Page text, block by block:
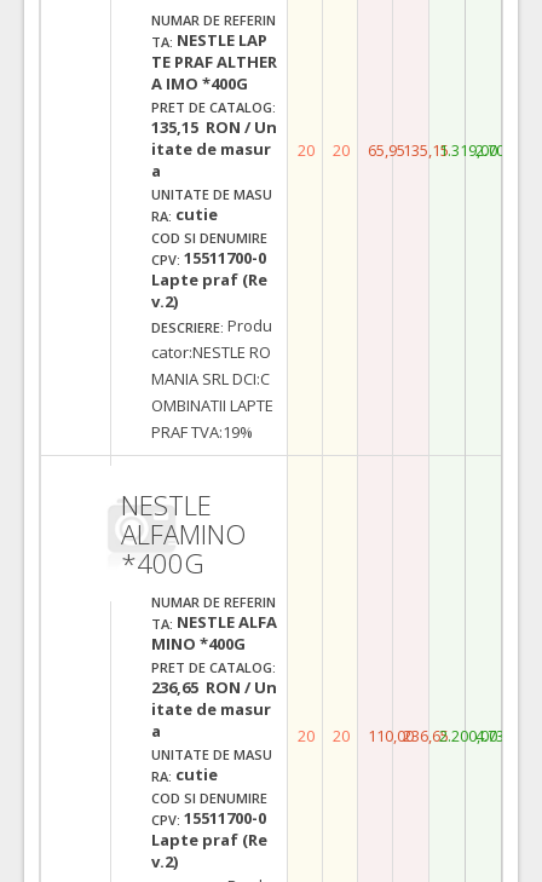
NUMAR DE REFERIN
TA: NESTLE LAP
TE PRAF ALTHER
A IMO *400G
PRET DE CATALOG:
135,15 RON / Un
itate de masur
a
UNITATE DE MASU
RA: cutie
COD SI DENUMIRE
CPV: 15511700-0
Lapte praf (Re
v.2)
DESCRIERE: Produ
cator:NESTLE RO
MANIA SRL DCI:C
OMBINATII LAPTE
PRAF TVA:19%
20 20 65,95135,151.319,002.703,00
NESTLE
ALFAMINO
*400G
NUMAR DE REFERIN
TA: NESTLE ALFA
MINO *400G
PRET DE CATALOG:
236,65 RON / Un
itate de masur
a
UNITATE DE MASU
RA: cutie
COD SI DENUMIRE
CPV: 15511700-0
Lapte praf (Re
v.2)
20 20 110,00236,652.200,004.733,00